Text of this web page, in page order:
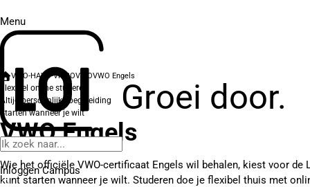
Menu
Groei door.
Inloggen Campus
VWO-HAVO-VMBOVWOVWO Engels
Flexibel online studeren
Altijd persoonlijke begeleiding
Starten wanneer je wilt
VWO Engels
Wie het officiële VWO-certificaat Engels wil behalen, kiest voor de
kunt starten wanneer je wilt. Studeren doe je flexibel thuis met